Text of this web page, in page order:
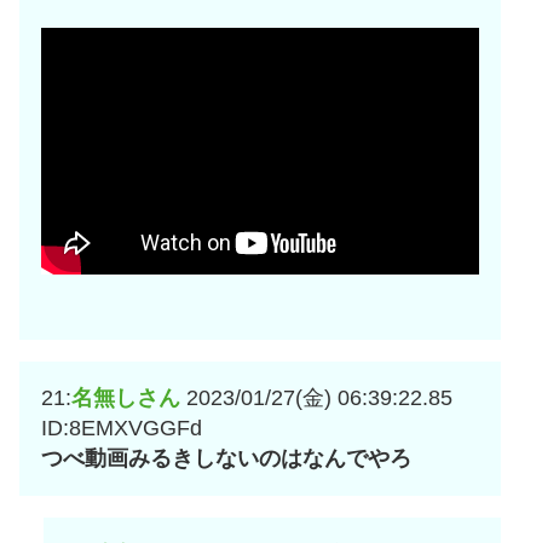
21:名無しさん 2023/01/27(金) 06:39:22.85
ID:8EMXVGGFd
つべ動画みるきしないのはなんでやろ